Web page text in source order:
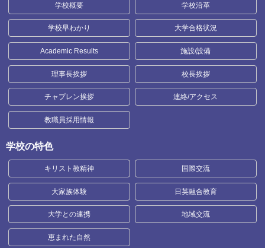
学校概要 学校沿革
学校早わかり 大学合格状況
Academic Results 施設/設備
理事長挨拶 校長挨拶
チャプレン挨拶 連絡/アクセス
教職員採用情報
学校の特色
キリスト教精神 国際交流
大家族体験 日英融合教育
大学との連携 地域交流
恵まれた自然